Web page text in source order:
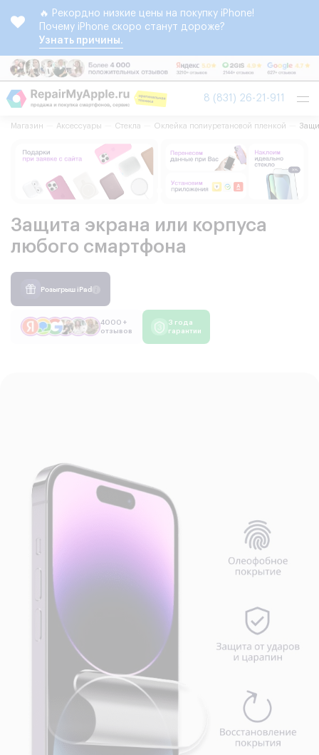
🔥 Рекордно низкие цены на покупку iPhone!
Почему iPhone скоро станут дороже?
Узнать причины.
8 (831) 26-21-911
Магазин Аксессуары Стекла Оклейка полиуретановой пленкой
Защита экрана или корпуса
любого смартфона
Розыгрыш iPad
4000 +
отзывов
3 года
гарантии